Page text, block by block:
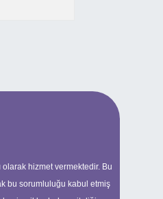
olarak hizmet vermektedir. Bu
bu sorumluluğu kabul etmiş